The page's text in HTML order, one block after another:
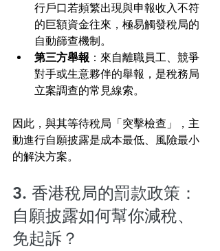
行戶口若頻繁出現與申報收入不符
的巨額資金往來，極易觸發稅局的
自動篩查機制。
第三方舉報 ：來自離職員工、競爭
對手或生意夥伴的舉報，是稅務局
立案調查的常見線索。
因此，與其等待稅局「突擊檢查」，主
動進行自願披露是成本最低、風險最小
的解決方案。
3. 香港稅局的罰款政策：
自願披露如何幫你減稅、
免起訴？